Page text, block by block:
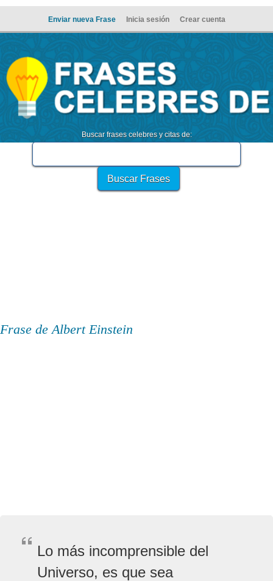
Enviar nueva Frase Inicia sesión Crear cuenta
Buscar frases celebres y citas de:
Frase de Albert Einstein
Lo más incomprensible del
Universo, es que sea